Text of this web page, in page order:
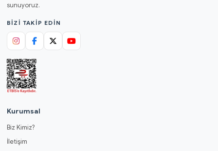
sunuyoruz.
BIZI TAKIP EDIN
Kurumsal
Biz Kimiz?
İletişim